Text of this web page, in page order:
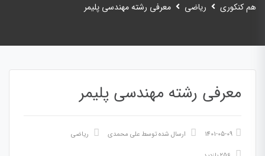
هم کنکوری ریاضی معرفی رشته مهندسی پلیمر
معرفی رشته مهندسی پلیمر
1401-05-09 ارسال شده توسط علی محمدی ریاضی